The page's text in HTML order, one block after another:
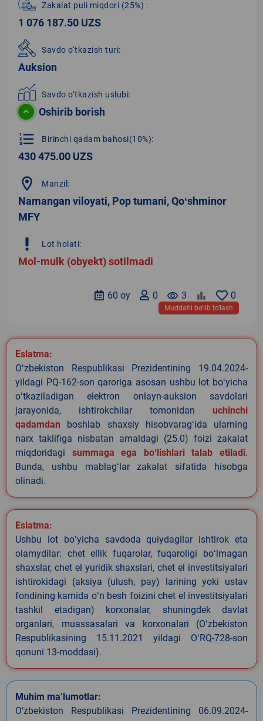
Zakalat puli miqdori (25%) :
1 076 187.50 UZS
Savdo o‘tkazish turi:
Auksion
Savdo o‘tkazish uslubi:
Oshirib borish
format_list_numbered Birinchi qadam bahosi(10%):
430 475.00 UZS
location_on Manzil:
Namangan viloyati, Pop tumani, Qoʻshminor
MFY
priority_high Lot holati:
Mol-mulk (obyekt) sotilmadi
0
remove_red_eye 3
0
60 oy
Muddatli bo‘lib to‘lash
Eslatma:
Oʻzbekiston Respublikasi Prezidentining 19.04.2024-
yildagi PQ-162-son qaroriga asosan ushbu lot boʻyicha
oʻtkaziladigan elektron onlayn-auksion savdolari
jarayonida, ishtirokchilar tomonidan uchinchi
qadamdan boshlab shaxsiy hisobvaragʻida ularning
narx taklifiga nisbatan amaldagi (25.0) foizi zakalat
miqdoridagi summaga ega boʻlishlari talab etiladi.
Bunda, ushbu mablagʻlar zakalat sifatida hisobga
olinadi.
Eslatma:
Ushbu lot boʻyicha savdoda quiydagilar ishtirok eta
olamydilar: chet ellik fuqarolar, fuqaroligi boʻlmagan
shaxslar, chet el yuridik shaxslari, chet el investitsiyalari
ishtirokidagi (aksiya (ulush, pay) larining yoki ustav
fondining kamida oʻn besh foizini chet el investitsiyalari
tashkil etadigan) korxonalar, shuningdek davlat
organlari, muassasalari va korxonalari (Oʻzbekiston
Respublikasining 15.11.2021 yildagi OʻRQ-728-son
qonuni 13-moddasi).
Muhim ma’lumotlar:
O‘zbekiston Respublikasi Prezidentining 06.09.2024-